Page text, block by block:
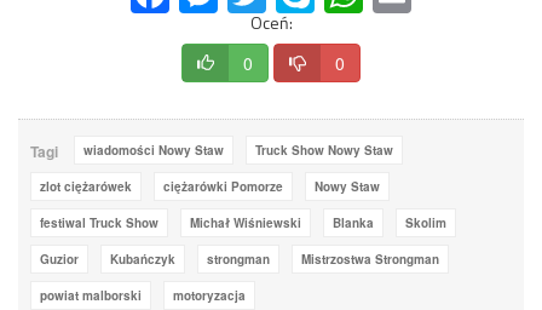
Oceń:
0 0
Tagi wiadomości Nowy Staw Truck Show Nowy Staw
zlot ciężarówek ciężarówki Pomorze Nowy Staw
festiwal Truck Show Michał Wiśniewski Blanka Skolim
Guzior Kubańczyk strongman Mistrzostwa Strongman
powiat malborski motoryzacja